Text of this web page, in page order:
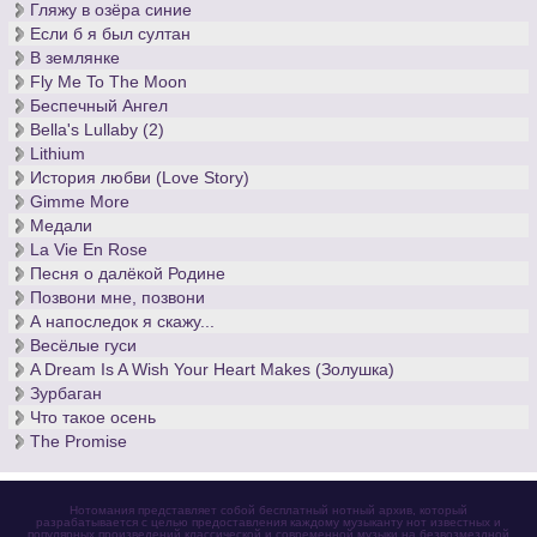
Творчество Скрябина стало важным этапом в процессе
развития музыкального искусства и оказало огромное
влияние на фортепианную и симфоническую музыку XX
века.
Гляжу в озёра синие
Если б я был султан
В землянке
Fly Me To The Moon
Беспечный Ангел
Bella's Lullaby (2)
Lithium
История любви (Love Story)
Gimme More
Медали
La Vie En Rose
Песня о далёкой Родине
Позвони мне, позвони
А напоследок я скажу...
Весёлые гуси
A Dream Is A Wish Your Heart Makes (Золушка)
Зурбаган
Что такое осень
The Promise
Нотомания представляет собой бесплатный нотный архив, который
разрабатывается с целью предоставления каждому музыканту нот известных и
популярных произведений классической и современной музыки на безвозмездной